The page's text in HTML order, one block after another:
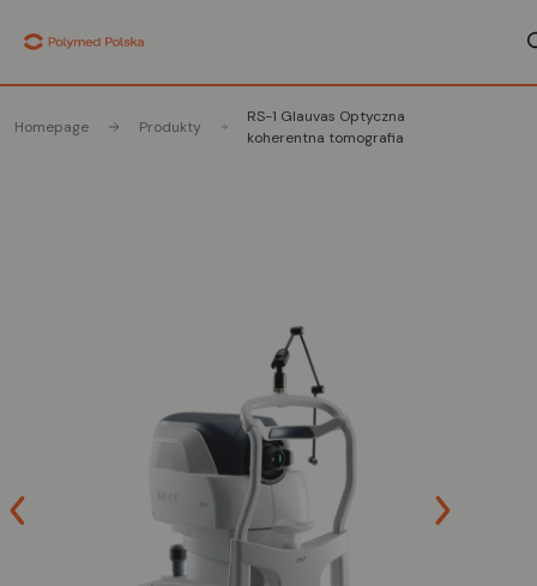
Homepage Produkty
RS-1 Glauvas Optyczna
koherentna tomografia